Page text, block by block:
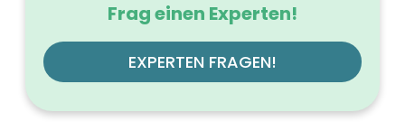
Frag einen Experten!
EXPERTEN FRAGEN!